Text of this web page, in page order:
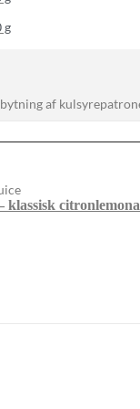
g
af